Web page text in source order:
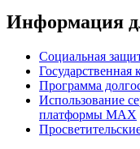
Информация
Социальная
Государственная
Программа
Использование
платформы MAX